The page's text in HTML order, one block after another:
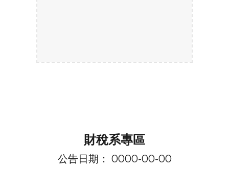
財稅系專區
公告日期： 0000-00-00